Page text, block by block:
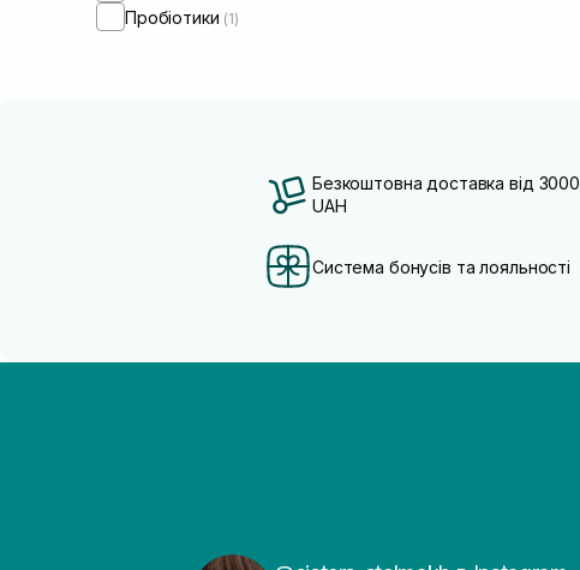
Пробіотики (1)
Безкоштовна доставка від 3000
UAH
Система бонусів та лояльності